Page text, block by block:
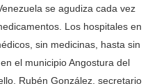
se agudiza cada vez
Los hospitales en
sin medicinas, hasta sin
el municipio Angostura del
Rubén González, secretario